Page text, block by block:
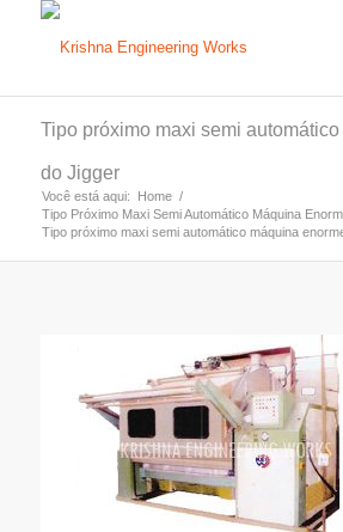
Tipo próximo maxi semi
do Jigger
Você está aqui: Home /
Tipo Próximo Maxi Semi Automático Máquina
Tipo próximo maxi semi automático máquina